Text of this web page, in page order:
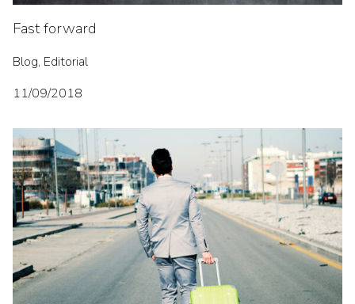
Fast forward
Blog, Editorial
11/09/2018